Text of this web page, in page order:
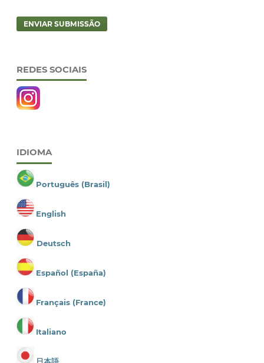
ENVIAR SUBMISSÃO
REDES SOCIAIS
IDIOMA
Português (Brasil)
English
Deutsch
Español (España)
Français (France)
Italiano